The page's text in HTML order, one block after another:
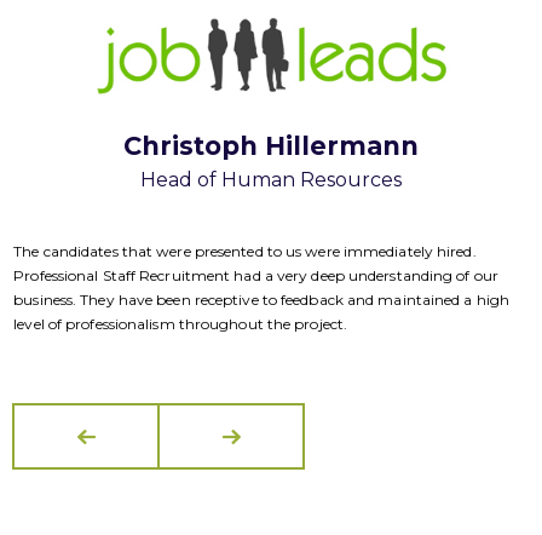
Christoph Hillermann
Head of Human Resources
The candidates that were presented to us were immediately hired.
Professional Staff Recruitment had a very deep understanding of our
business. They have been receptive to feedback and maintained a high
level of professionalism throughout the project.